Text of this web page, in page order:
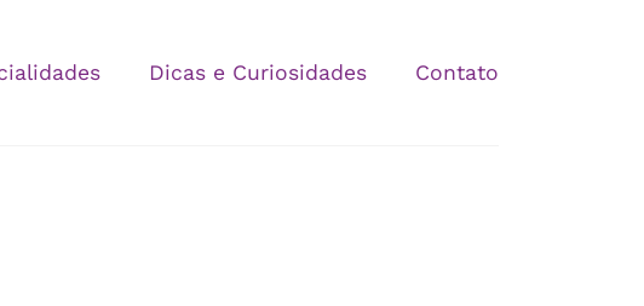
Dicas e Curiosidades Contato